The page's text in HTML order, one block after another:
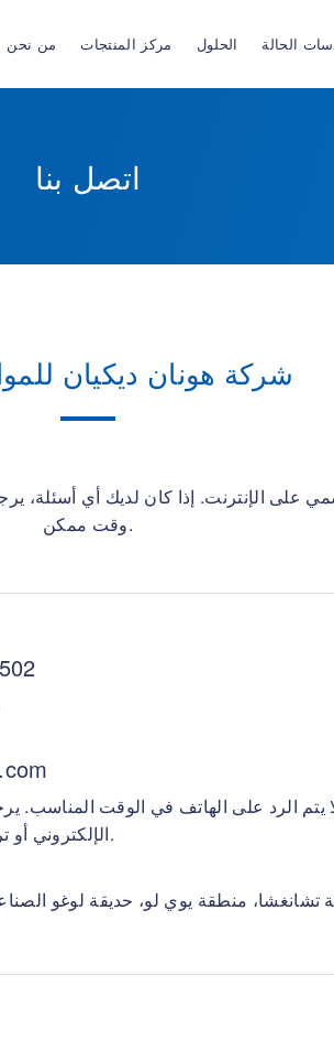
من نحن مركز المنتجات الحلول الحالة
اتصل بنا
شركة هونان ديكيان
على الإنترنت. إذا كان لديك أي أسئلة،
وقت ممكن.
يتم الرد على الهاتف في الوقت المناسب.
الإلكتروني أو ترك رسالة على الموقع أدناه.
تشانغشا، منطقة يوي لو، حديقة لوغو